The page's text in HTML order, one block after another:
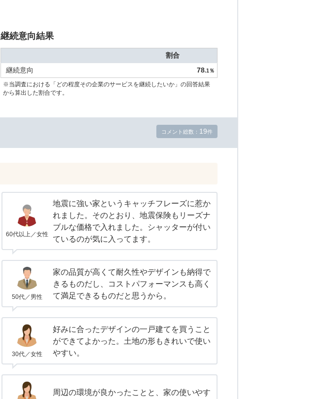
継続意向結果
割合
継続意向
78.1％
※当調査における「どの程度その企業のサービスを継続したいか」の回答結果
から算出した割合です。
コメント総数： 19件
60代以上／女性
地震に強い家というキャッチフレーズに惹か
れました。そのとおり、地震保険もリーズナ
ブルな価格で入れました。シャッターが付い
ているのが気に入ってます。
50代／男性
家の品質が高くて耐久性やデザインも納得で
きるものだし、コストパフォーマンスも高く
て満足できるものだと思うから。
30代／女性
好みに合ったデザインの一戸建てを買うこと
ができてよかった。土地の形もきれいで使い
やすい。
周辺の環境が良かったことと、家の使いやす